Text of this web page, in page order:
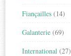
Fiançailles (14)
Galanterie (69)
International (27)